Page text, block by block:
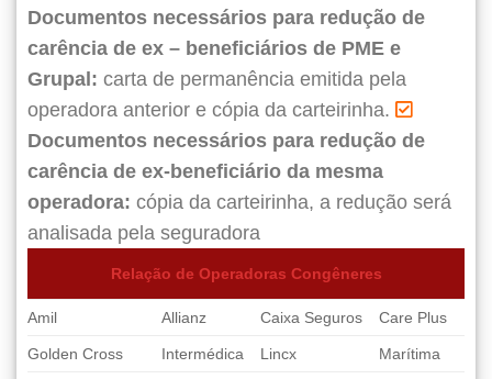
Documentos necessários para redução de
carência de ex – beneficiários de PME e
Grupal: carta de permanência emitida pela
operadora anterior e cópia da carteirinha.
Documentos necessários para redução de
carência de ex-beneficiário da mesma
operadora: cópia da carteirinha, a redução será
analisada pela seguradora
Relação de Operadoras Congêneres
Amil Allianz Caixa Seguros Care Plus
Golden Cross Intermédica Lincx Marítima